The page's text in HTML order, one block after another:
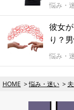
悩み・
彼女
り？
悩み・
HOME 悩み・迷い